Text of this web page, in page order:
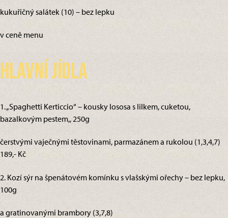
kukuřičný salátek (10) – bez lepku
v ceně menu
Hlavní jídla
1. „Spaghetti Kerticcio“ – kousky lososa s lilkem, cuketou,
bazalkovým pestem,, 250g
čerstvými vaječnými těstovinami, parmazánem a rukolou (1,3,4,7)
189,- Kč
2. Kozí sýr na špenátovém komínku s vlašskými ořechy – bez lepku,
100g
a gratinovanými brambory (3,7,8)